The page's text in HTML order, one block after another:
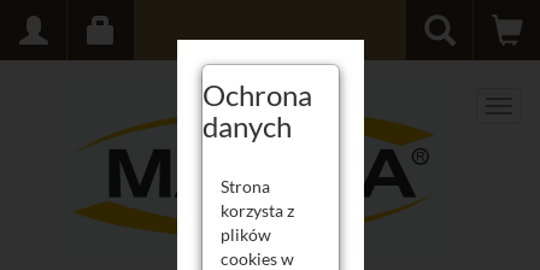
Ochrona
danych
Strona
korzysta z
plików
cookies w